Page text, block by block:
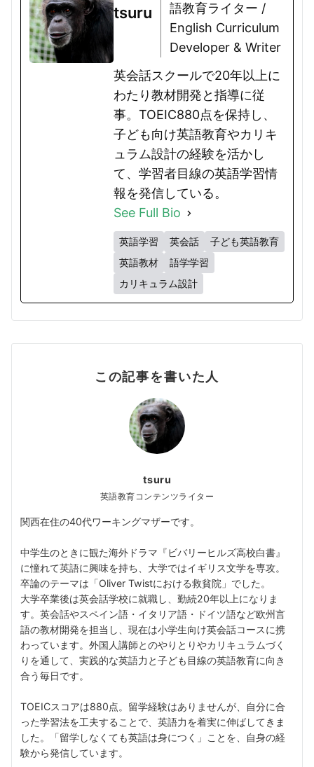
tsuru
語教育ライター /
English Curriculum
Developer & Writer
英会話スクールで20年以上に
わたり教材開発と指導に従
事。TOEIC880点を保持し、
子ども向け英語教育やカリキ
ュラム設計の経験を活かし
て、学習者目線の英語学習情
報を発信している。
See Full Bio
英語学習 英会話
子ども英語教育
英語教材
語学学習
カリキュラム設計
この記事を書いた人
tsuru
英語教育コンテンツライター
関西在住の40代ワーキングマザーです。
中学生のときに観た海外ドラマ『ビバリーヒルズ高校白書』
に憧れて英語に興味を持ち、大学ではイギリス文学を専攻。
卒論のテーマは「Oliver Twistにおける救貧院」でした。
大学卒業後は英会話学校に就職し、勤続20年以上になりま
す。英会話やスペイン語・イタリア語・ドイツ語など欧州言
語の教材開発を担当し、現在は小学生向け英会話コースに携
わっています。外国人講師とのやりとりやカリキュラムづく
りを通して、実践的な英語力と子ども目線の英語教育に向き
合う毎日です。
TOEICスコアは880点。留学経験はありませんが、自分に合
った学習法を工夫することで、英語力を着実に伸ばしてきま
した。「留学しなくても英語は身につく」ことを、自身の経
験から発信しています。